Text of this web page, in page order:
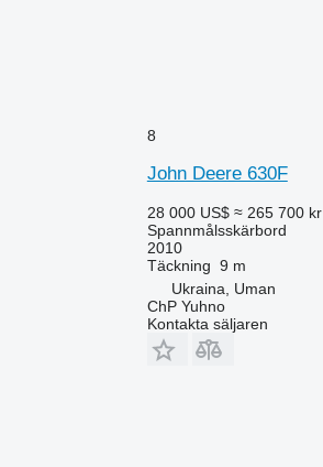
8
John Deere 630F
28 000 US$ ≈ 265 700 kr
Spannmålsskärbord
2010
Täckning 9 m
Ukraina, Uman
ChP Yuhno
Kontakta säljaren